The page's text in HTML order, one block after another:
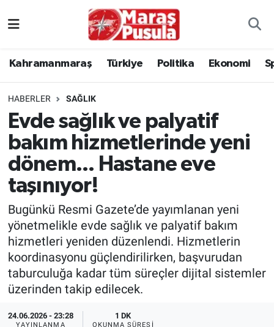
Kahramanmaraş Türkiye Politika Ekonomi
HABERLER SAĞLIK
Evde sağlık ve palyatif
bakım hizmetlerinde yeni
dönem... Hastane eve
taşınıyor!
Bugünkü Resmi Gazete’de yayımlanan yeni
yönetmelikle evde sağlık ve palyatif bakım
hizmetleri yeniden düzenlendi. Hizmetlerin
koordinasyonu güçlendirilirken, başvurudan
taburculuğa kadar tüm süreçler dijital sistemler
üzerinden takip edilecek.
24.06.2026 - 23:28
YAYINLANMA
1 DK
OKUNMA SÜRESI
Politika
Ekonomi
Spor
Kültür Sanat
Sağlık
TEKNOLOJİ
İstanbul Trafik Yoğunluk Haritası
Süper Lig Puan Durumu ve Fikstür
Tüm Manşetler
Son Dakika Haberleri
Haber Arşivi